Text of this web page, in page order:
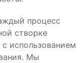
процесс
створке
использованием
Мы